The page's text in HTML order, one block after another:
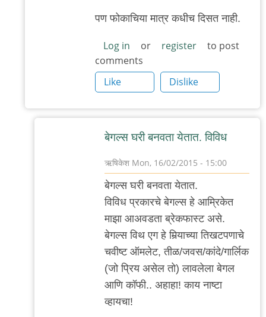
पण फोकाचिया मात्र कधीच दिसत नाही.
Log in or register
to post
comments
Like
Dislike
बेगल्स घरी बनवता येतात. विविध
ऋषिकेश Mon, 16/02/2015 - 15:00
In
reply
केलाय
ट्राय.
बागेत
गवि
बेगल्स घरी बनवता येतात.
विविध प्रकारचे बेगल्स हे आम्रिकेत
माझा आअवडता ब्रेकफास्ट असे.
बेगल्स विथ एग हे मिर्‍याच्या तिखटपणाचे
चवीष्ट ऑमलेट, तीळ/जवस/कांदे/गार्लिक
(जो प्रिय असेल तो) लावलेला बेगल
आणि कॉफी.. अहाहा! काय नाष्टा
व्हायचा!